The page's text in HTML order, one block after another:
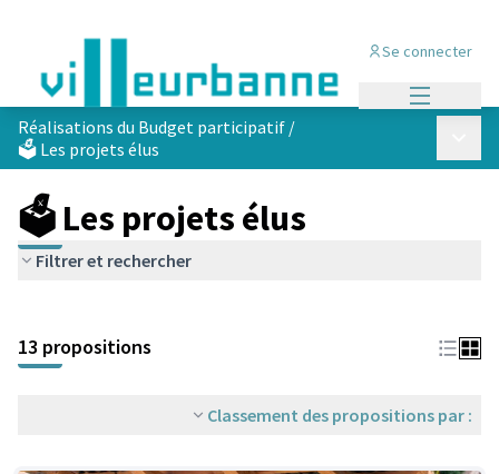
Se connecter
Réalisations du Budget participatif /
🗳️ Les projets élus
🗳️ Les projets élus
Filtrer et rechercher
+
−
13 propositions
Classement des propositions par :